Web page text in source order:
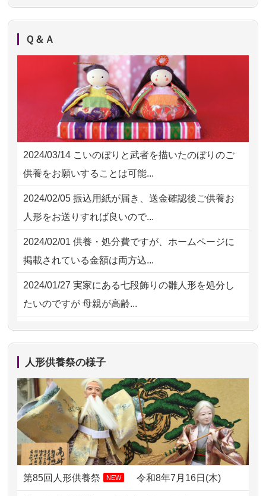
2026/07/31 17:28 栃木県の方からお申込み
2026/07/31 12:32
2026/07/31 10:29 京都市の方からお申込み
2026/07/31 08:41 埼玉県の方からお申込み
2026/07/30 22:27 墨田区の方からお申込み
2026/07/30 17:02 神奈川の方からお申込み
2026/07/30 15:59 神奈川の方からお申込み
2026/07/30 08:46 東京都の方からお申込み
いただき安心感がある
供養の内容（料金や送り方等）がとて
も丁寧に説...
2026/07/18つい先日も利用させていただきまし
た。 手続...
2026/07/18 大切にしていたお人形をきちんと供養
してくださ...
2026/07/15 子供の頃から可愛がってきた七段飾り
の雛人形で...
2026/07/15 お客様の声を読み、丁寧に供養してい
ただけそう...
2026/07/13 遠方からでもご依頼出来る点と申込ま
での方法が...
2026/07/10家から近かったので。
2026/07/08誰も住んでいない実家の片付けを始め
ました。 ...
2026/07/069年間自由が丘店を見守ってくれてあり
がとう。
2026/07/05しっかりとお人形たちの供養をしてい
Ｑ＆Ａ
2024/03/14 こいのぼりと武者を描いたのぼりのご
供養をお願いすることは可能...
2024/02/05 振込用紙が届き、送金確認後ご供養お
人形をお送りすれば良いので...
2024/02/01 供養・処分費ですが、ホームページに
掲載されている金額は両方込...
2024/01/27 実家にある七段飾りの雛人形を処分し
たいのですが 母親が高齢...
2024/01/13剥製の供養・処分をお願いできます
ですが？
2024/01/13お雛様のセットを供養・処分したいの
ですが、お雛様とお内裏様だ...
2024/01/13供養申込みの後、供養祭までお人形は
どうなってるのですか？
人形供養祭の様子
第85回人形供養祭 NEW 令和8年7月16日(木)